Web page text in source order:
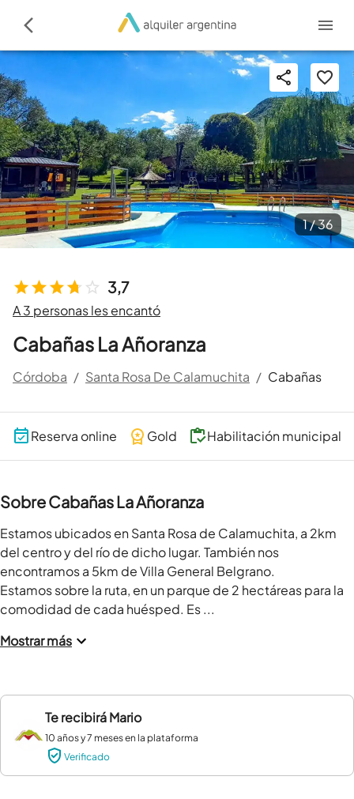
3,7
A 3 personas les encantó
Cabañas La Añoranza
Córdoba / Santa Rosa De Calamuchita / Cabañas
1 /36
Reserva online Gold Habilitación municipal
Sobre Cabañas La Añoranza
Estamos ubicados en Santa Rosa de Calamuchita, a 2km
del centro y del río de dicho lugar. También nos
encontramos a 5km de Villa General Belgrano.
Estamos sobre la ruta, en un parque de 2 hectáreas para la
comodidad de cada huésped. Es ...
Mostrar más
Te recibiráMario
10 años y 7 meses en la plataforma
Verificado